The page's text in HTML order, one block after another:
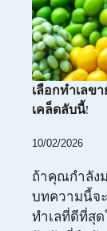
เลือกทำเลข
เคล็ดลับนี้!
10/02/2026
ถ้าคุณกำลัง
บทความนี้จ
ทำเลที่ดีที่สุ